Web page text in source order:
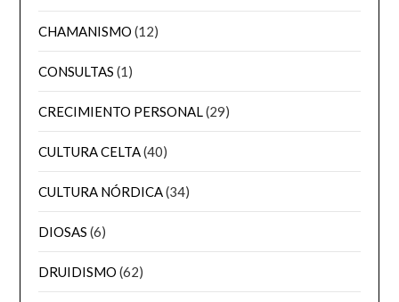
CHAMANISMO (12)
CONSULTAS (1)
CRECIMIENTO PERSONAL(29)
CULTURA CELTA(40)
CULTURA NÓRDICA(34)
DIOSAS (6)
DRUIDISMO (62)